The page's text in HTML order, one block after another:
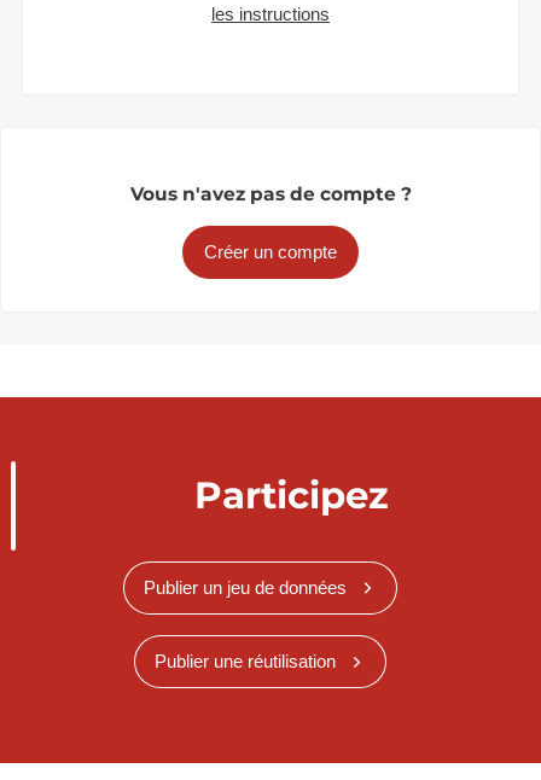
les instructions
Vous n'avez pas de compte ?
Créer un compte
Participez
Publier un jeu de données
Publier une réutilisation